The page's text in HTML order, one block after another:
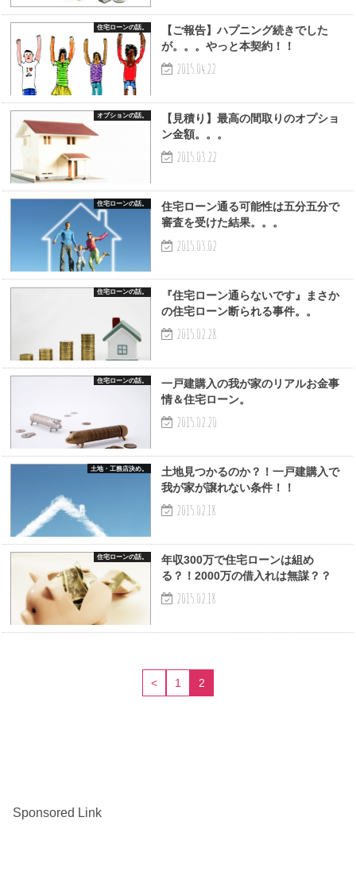
住宅ローンの話。
【ご報告】ハプニング続きでした
が。。。やっと本契約！！
2015.04.22
オプションの話。
【見積り】最高の間取りのオプショ
ン金額。。。
2015.03.22
住宅ローンの話。
住宅ローン通る可能性は五分五分で
審査を受けた結果。。。
2015.03.02
住宅ローンの話。
『住宅ローン通らないです』まさか
の住宅ローン断られる事件。。
2015.02.28
住宅ローンの話。
一戸建購入の我が家のリアルお金事
情＆住宅ローン。
2015.02.20
土地・工務店決め。
土地見つかるのか？！一戸建購入で
我が家が譲れない条件！！
2015.02.18
住宅ローンの話。
年収300万で住宅ローンは組め
る？！2000万の借入れは無謀？？
2015.02.18
< 1 2
Sponsored Link